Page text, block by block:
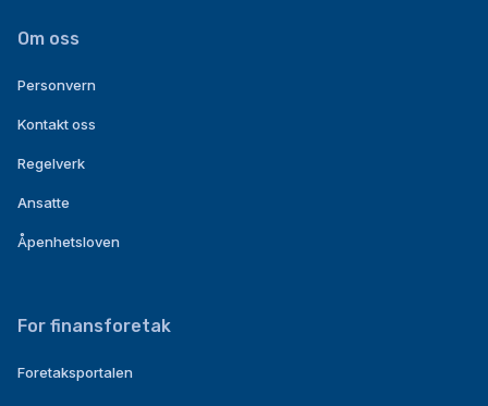
Om oss
Personvern
Kontakt oss
Regelverk
Ansatte
Åpenhetsloven
For finansforetak
Foretaksportalen